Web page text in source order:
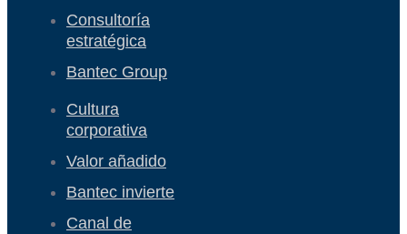
Consultoría
estratégica
Bantec Group
Cultura
corporativa
Valor añadido
Bantec invierte
Canal de